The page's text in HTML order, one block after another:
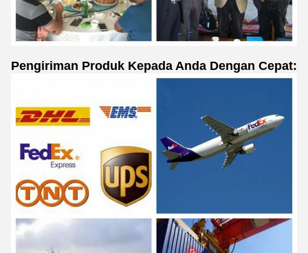
Pengiriman Produk Kepada Anda Dengan Cepat: